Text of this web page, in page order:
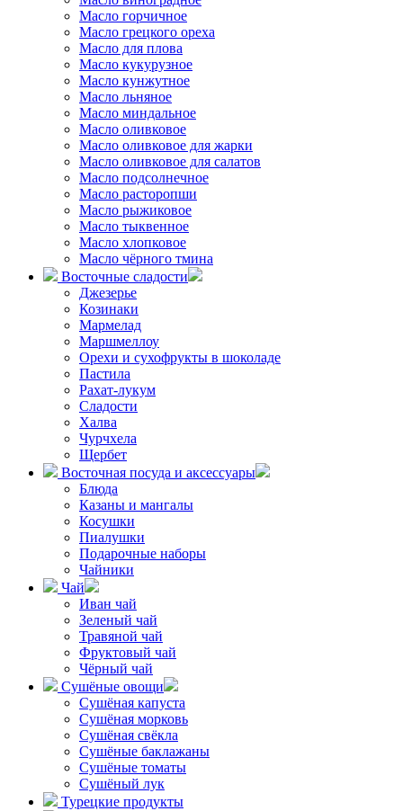
Масло горчичное
Масло грецкого ореха
Масло для плова
Масло кукурузное
Масло кунжутное
Масло льняное
Масло миндальное
Масло оливковое
Масло оливковое для жарки
Масло оливковое для салатов
Масло подсолнечное
Масло расторопши
Масло рыжиковое
Масло тыквенное
Масло хлопковое
Масло чёрного тмина
Восточные сладости
Джезерье
Козинаки
Мармелад
Маршмеллоу
Орехи и сухофрукты в шоколаде
Пастила
Рахат-лукум
Сладости
Халва
Чурчхела
Щербет
Восточная посуда и аксессуары
Блюда
Казаны и мангалы
Косушки
Пиалушки
Подарочные наборы
Чайники
Чай
Иван чай
Зеленый чай
Травяной чай
Фруктовый чай
Чёрный чай
Сушёные овощи
Сушёная капуста
Сушёная морковь
Сушёная свёкла
Сушёные баклажаны
Сушёные томаты
Сушёный лук
Турецкие продукты